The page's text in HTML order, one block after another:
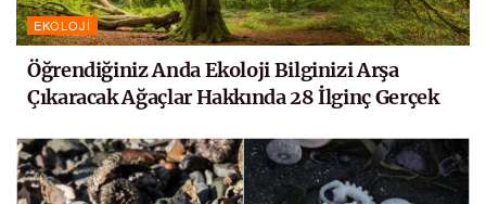
EKOLOJI
Öğrendiğiniz Anda Ekoloji Bilginizi Arşa
Çıkaracak Ağaçlar Hakkında 28 İlginç Gerçek